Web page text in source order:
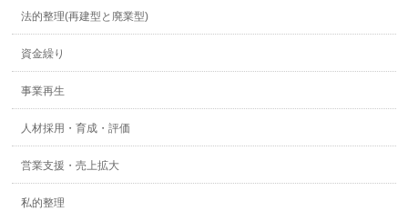
法的整理(再建型と廃業型)
資金繰り
事業再生
人材採用・育成・評価
営業支援・売上拡大
私的整理